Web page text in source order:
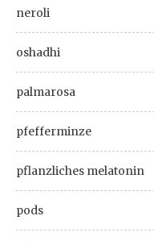
neroli
oshadhi
palmarosa
pfefferminze
pflanzliches melatonin
pods